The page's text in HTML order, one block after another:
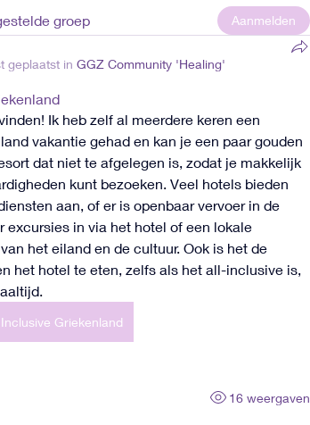
groep Aanmelden
geplaatst in GGZ Community 'Healing'
Ik heb zelf al meerdere keren een
vakantie gehad en kan je een paar gouden
dat niet te afgelegen is, zodat je makkelijk
kunt bezoeken. Veel hotels bieden
aan, of er is openbaar vervoer in de
excursies in via het hotel of een lokale
het eiland en de cultuur. Ook is het de
het hotel te eten, zelfs als het all-inclusive is,
Griekenland
16 weergaven